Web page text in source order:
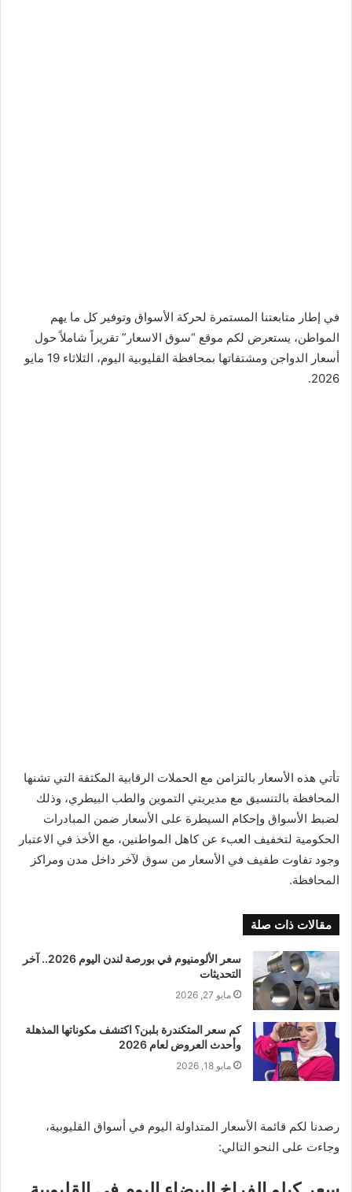
في إطار متابعتنا المستمرة لحركة الأسواق وتوفير كل ما يهم
المواطن، يستعرض لكم موقع “سوق الاسعار” تقريراً شاملاً حول
أسعار الدواجن ومشتقاتها بمحافظة القليوبية اليوم، الثلاثاء 19 مايو
2026.
تأتي هذه الأسعار بالتزامن مع الحملات الرقابية المكثفة التي تشنها
المحافظة بالتنسيق مع مديريتي التموين والطب البيطري، وذلك
لضبط الأسواق وإحكام السيطرة على الأسعار ضمن المبادرات
الحكومية لتخفيف العبء عن كاهل المواطنين، مع الأخذ في الاعتبار
وجود تفاوت طفيف في الأسعار من سوق لآخر داخل مدن ومراكز
المحافظة.
مقالات ذات صلة
سعر الألومنيوم في بورصة لندن اليوم 2026.. آخر
التحديثات
مايو 27, 2026
كم سعر المتكندرة بلبن؟ اكتشف مكوناتها المذهلة
وأحدث العروض لعام 2026
مايو 18, 2026
رصدنا لكم قائمة الأسعار المتداولة اليوم في أسواق القليوبية،
وجاءت على النحو التالي: